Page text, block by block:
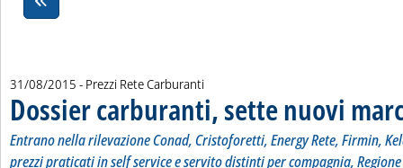
31/08/2015 - Prezzi Rete Carburanti
Dossier carburanti, sette nuovi
Entrano nella rilevazione Conad, Cristoforetti, Energy Rete, Firmin,
prezzi praticati in self service e servito distinti per compagnia,